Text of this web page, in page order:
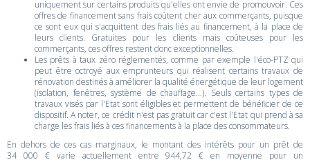
uniquement sur certains produits qu'elles ont envie de promouvoir. Ces
offres de financement sans frais coûtent cher aux commerçants, puisque
ce sont eux qui s'acquittent des frais liés au financement, à la place de
leurs clients. Gratuites pour les clients mais coûteuses pour les
commerçants, ces offres restent donc exceptionnelles.
Les prêts à taux zéro réglementés, comme par exemple l'éco-PTZ qui
peut être octroyé aux emprunteurs qui réalisent certains travaux de
rénovation destinés à améliorer la qualité énergétique de leur logement
(isolation, fenêtres, système de chauffage...). Seuls certains types de
travaux visés par l'Etat sont éligibles et permettent de bénéficier de ce
dispositif. A noter, ce crédit n'est pas gratuit car c'est l'Etat qui prend à sa
charge les frais liés à ces financements à la place des consommateurs.
En dehors de ces cas marginaux, le montant des intérêts pour un prêt de
34 000 € varie actuellement entre 944,72 € en moyenne pour un